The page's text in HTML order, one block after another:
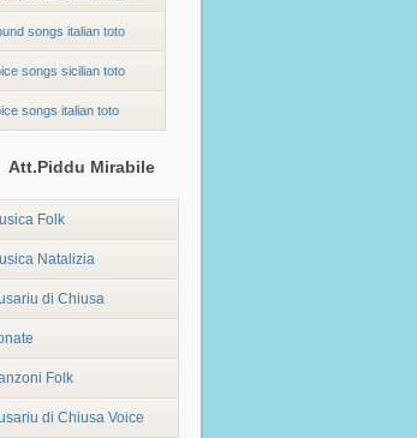
songs italian toto
songs sicilian toto
songs italian toto
Att.Piddu Mirabile
Folk
Natalizia
di Chiusa
Folk
di Chiusa Voice